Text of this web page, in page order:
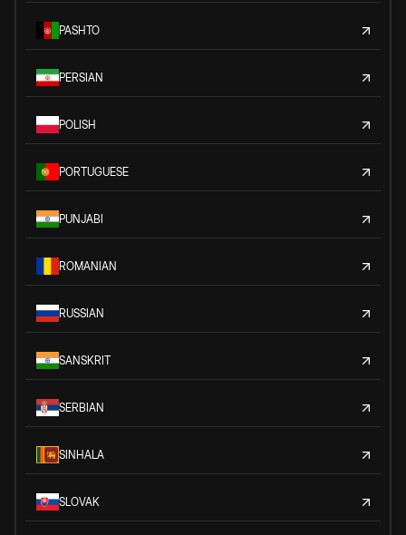
PASHTO
PERSIAN
POLISH
PORTUGUESE
PUNJABI
ROMANIAN
RUSSIAN
SANSKRIT
SERBIAN
SINHALA
SLOVAK